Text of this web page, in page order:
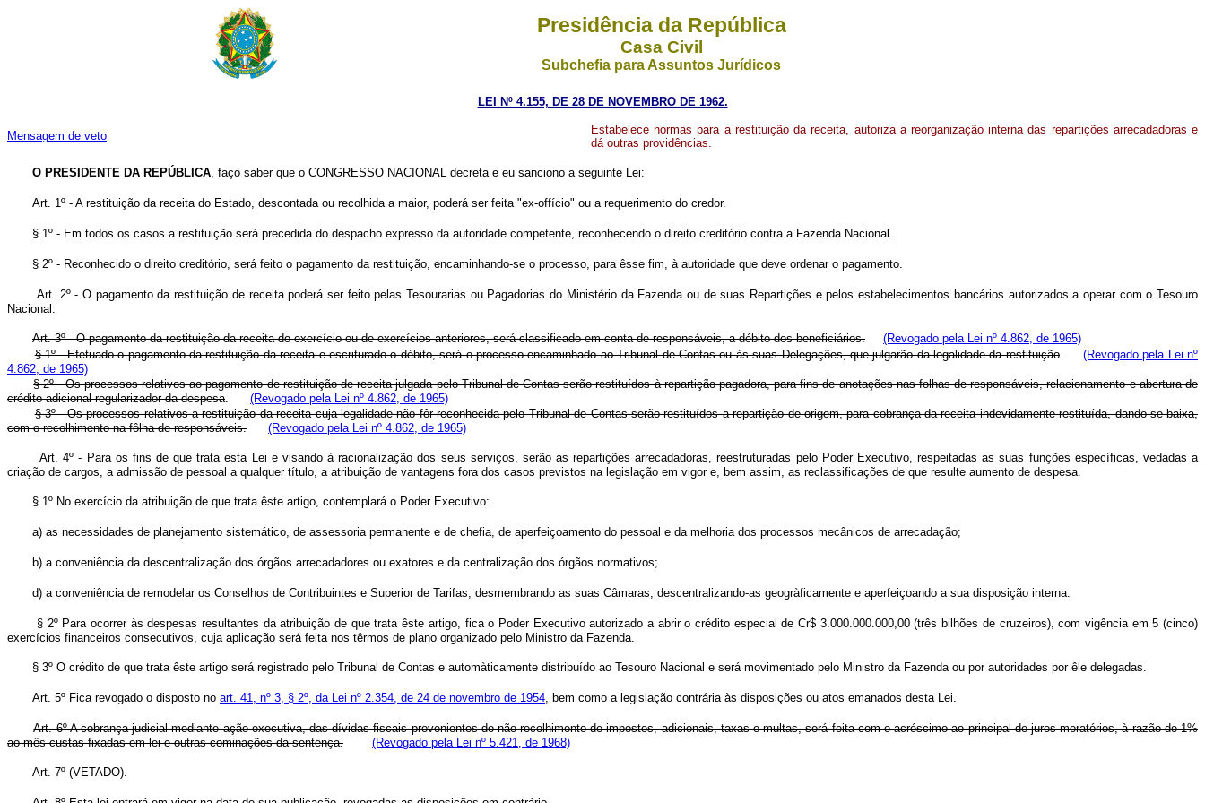
Presidência da República
Casa Civil
Subchefia para Assuntos Jurídicos
LEI Nº 4.155, DE 28 DE NOVEMBRO DE 1962.
Mensagem de veto
Estabelece normas para a restituição da receita, autoriza a reorganização interna das repartições arrecadadoras e
dá outras providências.
O PRESIDENTE DA REPÚBLICA, faço saber que o CONGRESSO NACIONAL decreta e eu sanciono a seguinte Lei:
Art. 1º - A restituição da receita do Estado, descontada ou recolhida a maior, poderá ser feita "ex-offício" ou a requerimento do credor.
§ 1º - Em todos os casos a restituição será precedida do despacho expresso da autoridade competente, reconhecendo o direito creditório contra a Fazenda Nacional.
§ 2º - Reconhecido o direito creditório, será feito o pagamento da restituição, encaminhando-se o processo, para êsse fim, à autoridade que deve ordenar o pagamento.
Art. 2º - O pagamento da restituição de receita poderá ser feito pelas Tesourarias ou Pagadorias do Ministério da Fazenda ou de suas Repartições e pelos estabelecimentos bancários autorizados a operar com o Tesouro
Nacional.
Art. 3º - O pagamento da restituição da receita do exercício ou de exercícios anteriores, será classificado em conta de responsáveis, a débito dos beneficiários.
(Revogado pela Lei nº 4.862, de 1965)
§ 1º - Efetuado o pagamento da restituição da receita e escriturado o débito, será o processo encaminhado ao Tribunal de Contas ou às suas Delegações, que julgarão da legalidade da restituição. (Revogado pela Lei nº
4.862, de 1965)
§ 2º - Os processos relativos ao pagamento de restituição de receita julgada pelo Tribunal de Contas serão restituídos à repartição pagadora, para fins de anotações nas folhas de responsáveis, relacionamento e abertura de
crédito adicional regularizador da despesa. (Revogado pela Lei nº 4.862, de 1965)
§ 3º - Os processos relativos a restituição da receita cuja legalidade não fôr reconhecida pelo Tribunal de Contas serão restituídos a repartição de origem, para cobrança da receita indevidamente restituída, dando-se baixa,
com o recolhimento na fôlha de responsáveis.
(Revogado pela Lei nº 4.862, de 1965)
Art. 4º - Para os fins de que trata esta Lei e visando à racionalização dos seus serviços, serão as repartições arrecadadoras, reestruturadas pelo Poder Executivo, respeitadas as suas funções específicas, vedadas a
criação de cargos, a admissão de pessoal a qualquer título, a atribuição de vantagens fora dos casos previstos na legislação em vigor e, bem assim, as reclassificações de que resulte aumento de despesa.
§ 1º No exercício da atribuição de que trata êste artigo, contemplará o Poder Executivo:
a) as necessidades de planejamento sistemático, de assessoria permanente e de chefia, de aperfeiçoamento do pessoal e da melhoria dos processos mecânicos de arrecadação;
b) a conveniência da descentralização dos órgãos arrecadadores ou exatores e da centralização dos órgãos normativos;
d) a conveniência de remodelar os Conselhos de Contribuintes e Superior de Tarifas, desmembrando as suas Câmaras, descentralizando-as geogràficamente e aperfeiçoando a sua disposição interna.
§ 2º Para ocorrer às despesas resultantes da atribuição de que trata êste artigo, fica o Poder Executivo autorizado a abrir o crédito especial de Cr$ 3.000.000.000,00 (três bilhões de cruzeiros), com vigência em 5 (cinco)
exercícios financeiros consecutivos, cuja aplicação será feita nos têrmos de plano organizado pelo Ministro da Fazenda.
§ 3º O crédito de que trata êste artigo será registrado pelo Tribunal de Contas e automàticamente distribuído ao Tesouro Nacional e será movimentado pelo Ministro da Fazenda ou por autoridades por êle delegadas.
Art. 5º Fica revogado o disposto no art. 41, nº 3, § 2º, da Lei nº 2.354, de 24 de novembro de 1954, bem como a legislação contrária às disposições ou atos emanados desta Lei.
Art. 6º A cobrança judicial mediante ação executiva, das dívidas fiscais provenientes do não recolhimento de impostos, adicionais, taxas e multas, será feita com o acréscimo ao principal de juros moratórios, à razão de 1%
ao mês custas fixadas em lei e outras cominações da sentença.
(Revogado pela Lei nº 5.421, de 1968)
Art. 7º (VETADO).